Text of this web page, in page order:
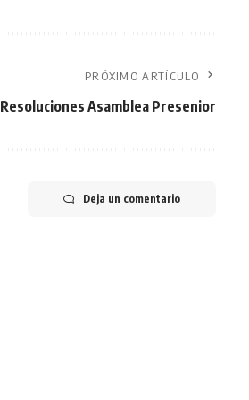
PRÓXIMO ARTÍCULO
Resoluciones Asamblea Presenior
Deja un comentario